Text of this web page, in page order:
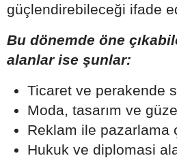
güçlendirebileceği ifade
Bu dönemde öne
alanlar ise şunlar:
Ticaret ve perakende
Moda, tasarım ve
Reklam ile pazarlama
Hukuk ve diplomasi